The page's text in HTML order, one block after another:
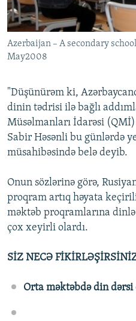
İNFOQRAFIKA
KARIKATURA
AZƏRBAYCAN ƏDƏBIYYATI
İSLAM VƏ DEMOKRATIYA
İZ - MƏDƏNIYYƏT PROQRAMI
MISSIYAMIZ
PEŞƏ ETIKASI VƏ JURNALISTIKA
MATERIALLARIMIZDAN ISTIFADƏ
BIZIMLƏ ƏLAQƏ
XƏBƏR BÜLLETENLƏRIMIZ
BIZI IZLƏ
Azerbaijan – A secondary
May2008
"Düşünürəm ki,
dinin tədrisi ilə bağlı
Müsəlmanları İdarəsi
Sabir Həsənli bu günlərdə
müsahibəsində belə deyib.
Onun sözlərinə görə,
proqram artıq həyata
məktəb proqramlarına
çox xeyirli olardı.
SİZ NECƏ
Orta məktəbdə din dərsi